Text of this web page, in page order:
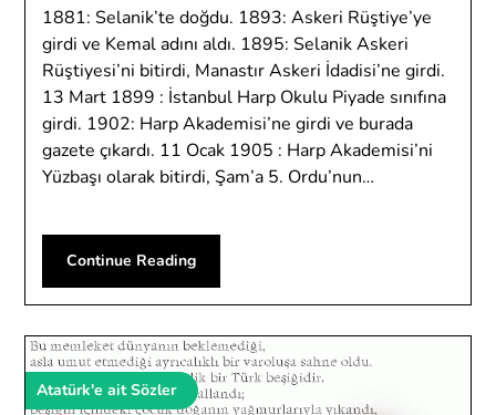
1881: Selanik’te doğdu. 1893: Askeri Rüştiye’ye
girdi ve Kemal adını aldı. 1895: Selanik Askeri
Rüştiyesi’ni bitirdi, Manastır Askeri İdadisi’ne girdi.
13 Mart 1899 : İstanbul Harp Okulu Piyade sınıfına
girdi. 1902: Harp Akademisi’ne girdi ve burada
gazete çıkardı. 11 Ocak 1905 : Harp Akademisi’ni
Yüzbaşı olarak bitirdi, Şam’a 5. Ordu’nun…
Continue Reading
Atatürk'e ait Sözler